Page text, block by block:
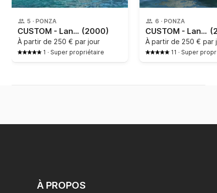
5 · PONZA
CUSTOM - Lancia in Legno 6mt (2000)
À partir de 250 € par jour
1 · Super propriétaire
6 · PONZA
CUSTOM - Lancia in Legno 6metri
À partir de 250 € par
11 · Super
À PROPOS